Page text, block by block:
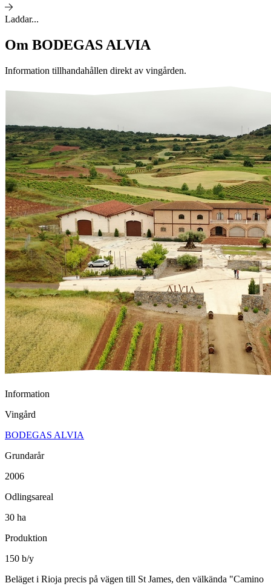
Laddar...
Om BODEGAS ALVIA
Information tillhandahållen direkt av vingården.
Information
Vingård
BODEGAS ALVIA
Grundarår
2006
Odlingsareal
30 ha
Produktion
150 b/y
Beläget i Rioja precis på vägen till St James, den välkända "Camino